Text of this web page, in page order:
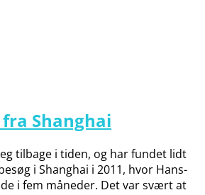
Shanghai
tilbage i tiden, og har fundet lidt
i Shanghai i 2011, hvor Hans-
i fem måneder. Det var svært at